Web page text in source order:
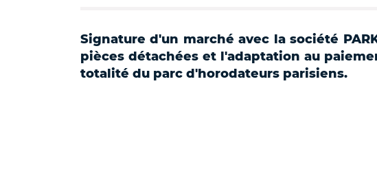
Signature d'un marché avec la société
pièces détachées et l'adaptation au
totalité du parc d'horodateurs parisiens.